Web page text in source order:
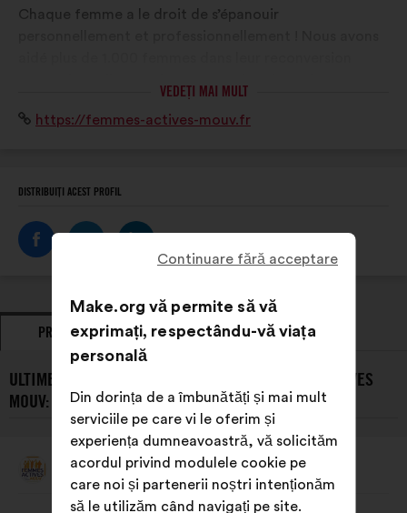
Chaque femme a le droit de s’épanouir
d’évolution de carrière qui ont transformé leur vie.
VEDEȚI MAI MULT
Sitehttps://femmes-actives-mouv.fr
DISTRIBUIȚI ACEST PROFIL
PROPUNERI POZIȚII EXPRIMATE
ULTIMELE PROPUNERI PREZENTATE DE FEMMES ACTIVES
MOUV:
PropunereFemmes Actives Mouv
Conținutul
Continuare fără acceptare
Make.org vă permite să vă
exprimați, respectându-vă viața
personală
Din dorința de a îmbunătăți și mai mult
serviciile pe care vi le oferim și
experiența dumneavoastră, vă solicităm
acordul privind modulele cookie pe
care noi și partenerii noștri intenționăm
să le utilizăm când navigați pe site.